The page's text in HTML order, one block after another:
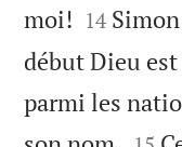
moi! 

14
début Dieu
parmi les